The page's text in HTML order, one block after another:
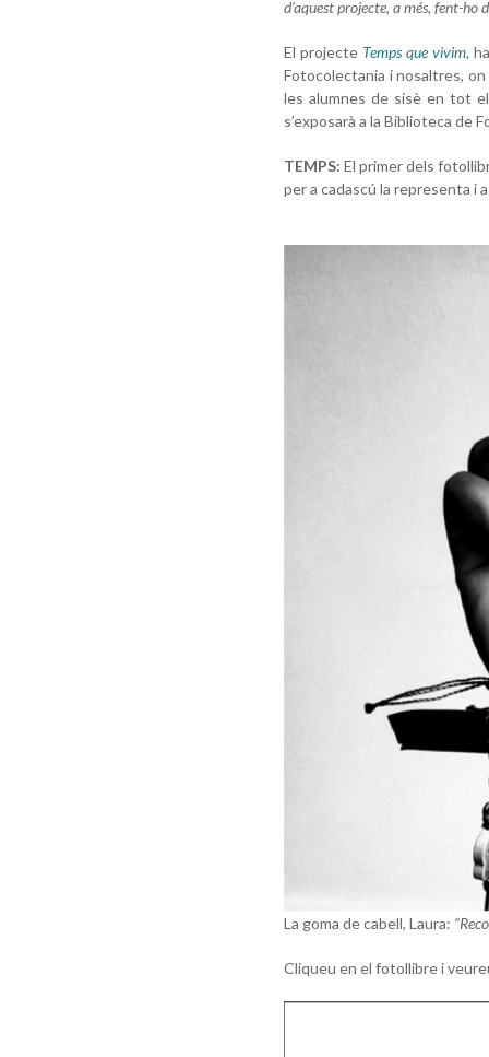
d’aquest projecte, a més, fent-
El projecte Temps que vivim,
Fotocolectania i nosaltres,
les alumnes de sisè en tot
s’exposarà a la Biblioteca de
TEMPS: El primer dels
per a cadascú la representa i
La goma de cabell, Laura:
Cliqueu en el fotollibre i